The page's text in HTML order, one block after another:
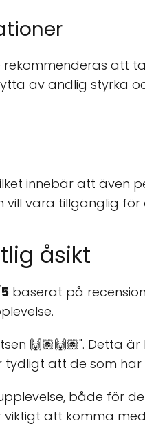
att
av andlig styrka
innebär att även
vill vara tillgänglig för
åsikt
baserat på
🙌🏽🙌🏽". Detta
att de som
både för
viktigt att komma